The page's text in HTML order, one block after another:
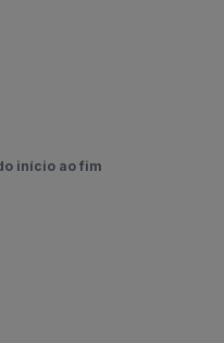
início ao fim